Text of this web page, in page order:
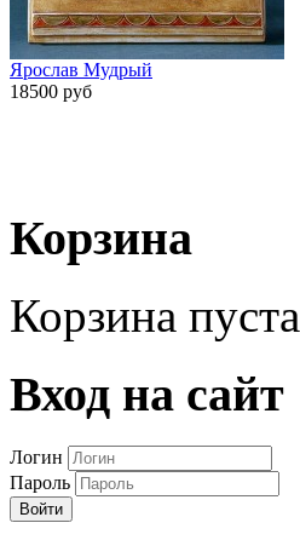
Ярослав Мудрый
18500 руб
Корзина
Корзина пуста
Вход на сайт
Логин
Пароль
Войти